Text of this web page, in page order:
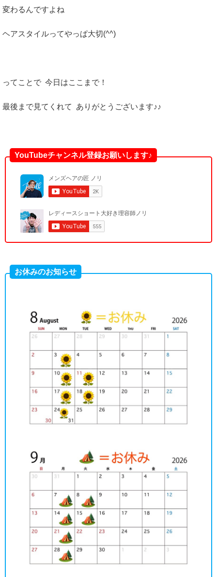
変わるんですよね
ヘアスタイルってやっぱ大切(^^)
ってことで 今日はここまで！
最後まで見てくれて ありがとうございます♪♪
YouTubeチャンネル登録お願いします♪
お休みのお知らせ